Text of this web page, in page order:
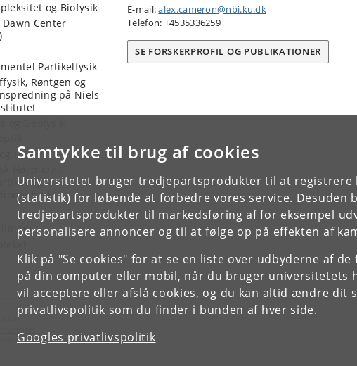
Samtykke til brug af cookies
Universitetet bruger tredjepartsprodukter til at registrere
(statistik) for løbende at forbedre vores service. Desuden
tredjepartsprodukter til markedsføring af for eksempel
personalisere annoncer og til at følge op på effekten af
Klik på "Se cookies" for at se en liste over udbyderne af
på din computer eller mobil, når du bruger universitetets
vil acceptere eller afslå cookies, og du kan altid ændre dit
privatlivspolitik som du finder i bunden af hver side.
Googles privatlivspolitik
og Biofysik
Dawn Center
Partikelfysik
Røntgen og
på Niels
IT
og
fysik
E-mail:alex.cameron@nbi.ku.dk
Telefon: +4535336259
SE FORSKERPROFIL OG PUBLIKATIONER
København N.